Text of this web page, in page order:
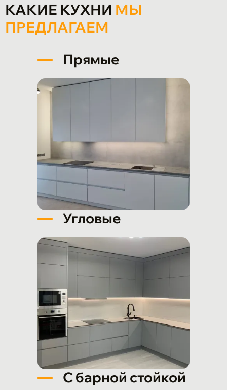
КАКИЕ КУХНИ МЫ
ПРЕДЛАГАЕМ
Прямые
Угловые
С барной стойкой